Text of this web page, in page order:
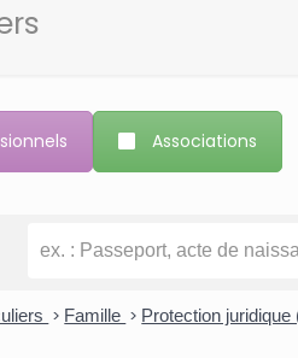
Associations
> Famille > Protection juridique